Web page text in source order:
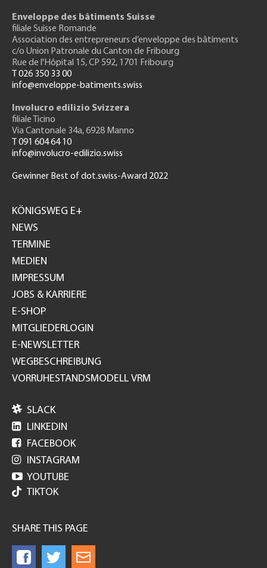
Enveloppe des bâtiments Suisse
filiale Suisse Romande
Association des entrepreneurs d’enveloppe des bâtiments
c/o Union Patronale du Canton de Fribourg
Rue de l'Hôpital 15, CP 592, 1701 Fribourg
T 026 350 33 00
info@enveloppe-batiments.swiss
Involucro edilizio Svizzera
filiale Ticino
Via Cantonale 34a, 6928 Manno
T 091 604 64 10
info@involucro-edilizio.swiss
Gewinner Best of dot.swiss-Award 2022
GH
KÖNIGSWEG E+
NEWS
TERMINE
MEDIEN
IMPRESSUM
JOBS & KARRIERE
E-SHOP
MITGLIEDERLOGIN
E-NEWSLETTER
WEGBESCHREIBUNG
VORRUHESTANDSMODELL VRM
 SLACK
 LINKEDIN
 FACEBOOK
 INSTAGRAM
 YOUTUBE
TIKTOK
SHARE THIS PAGE